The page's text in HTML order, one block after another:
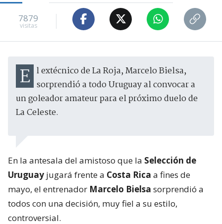
7879
visitas
El extécnico de La Roja, Marcelo Bielsa, sorprendió a todo Uruguay al convocar a
un goleador amateur para el próximo duelo de
La Celeste.
En la antesala del amistoso que la Selección de
Uruguay jugará frente a Costa Rica a fines de
mayo, el entrenador Marcelo Bielsa sorprendió a
todos con una decisión, muy fiel a su estilo,
controversial.